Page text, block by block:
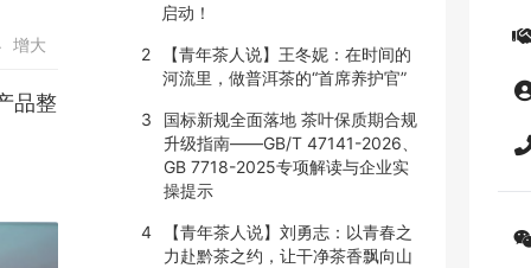
增大
品整
启动！
2
【青年茶人说】王冬妮：在时间的
河流里，做普洱茶的“首席养护官”
3
国标新规全面落地 茶叶保质期合规
升级指南——GB/T 47141-2026、
GB 7718-2025专项解读与企业实
操提示
4
【青年茶人说】刘勇志：以青春之
力赴黔茶之约，让干净茶香飘向山